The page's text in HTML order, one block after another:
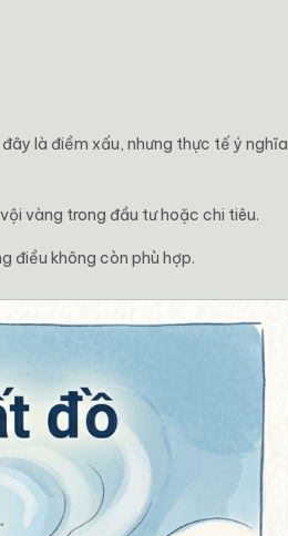
là điềm xấu, nhưng thực tế ý nghĩa
vàng trong đầu tư hoặc chi tiêu.
điều không còn phù hợp.